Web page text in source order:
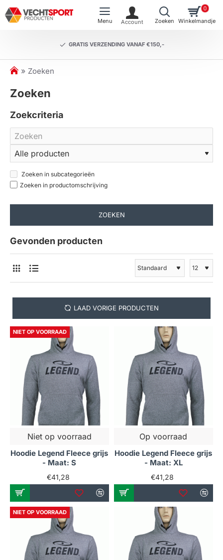
GRATIS VERZENDING VANAF €150,-
0
h
m
Zoeken
Zoeken
Zoekcriteria
Zoeken in subcategorieën
Zoeken in productomschrijving
ZOEKEN
Gevonden producten
LAAD VORIGE PRODUCTEN
NIET OP VOORRAAD
Niet op voorraad
Hoodie Legend Fleece grijs
- Maat: S
€41,28
Op voorraad
Hoodie Legend Fleece grijs
- Maat: XL
€41,28
NIET OP VOORRAAD